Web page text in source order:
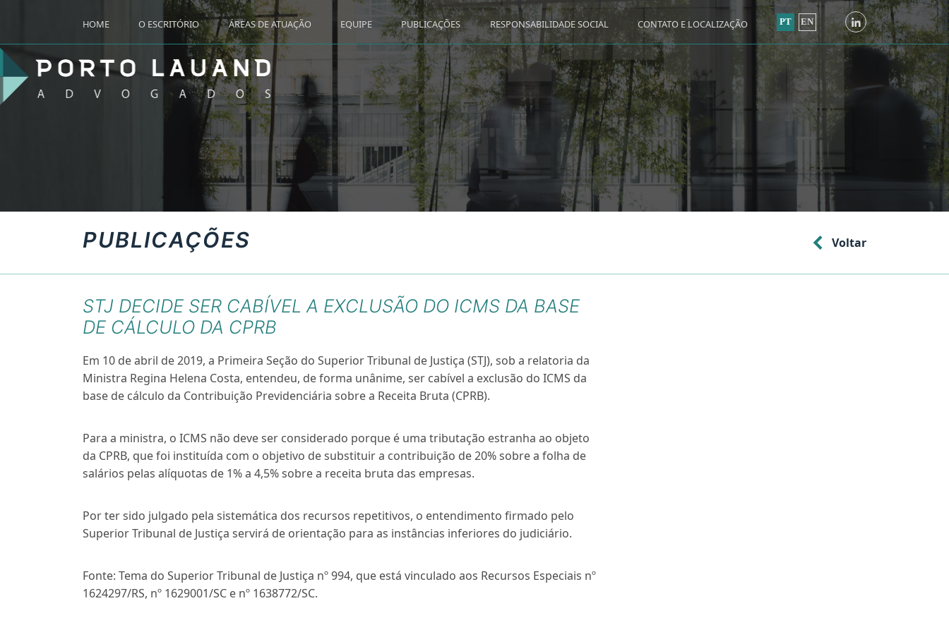
HOME O ESCRITÓRIO ÁREAS DE ATUAÇÃO EQUIPE PUBLICAÇÕES RESPONSABILIDADE SOCIAL CONTATO E LOCALIZAÇÃO PT EN
PUBLICAÇÕES Voltar
STJ DECIDE SER CABÍVEL A EXCLUSÃO DO ICMS DA BASE
DE CÁLCULO DA CPRB
Em 10 de abril de 2019, a Primeira Seção do Superior Tribunal de Justiça (STJ), sob a relatoria da
Ministra Regina Helena Costa, entendeu, de forma unânime, ser cabível a exclusão do ICMS da
base de cálculo da Contribuição Previdenciária sobre a Receita Bruta (CPRB).
Para a ministra, o ICMS não deve ser considerado porque é uma tributação estranha ao objeto
da CPRB, que foi instituída com o objetivo de substituir a contribuição de 20% sobre a folha de
salários pelas alíquotas de 1% a 4,5% sobre a receita bruta das empresas.
Por ter sido julgado pela sistemática dos recursos repetitivos, o entendimento firmado pelo
Superior Tribunal de Justiça servirá de orientação para as instâncias inferiores do judiciário.
Fonte: Tema do Superior Tribunal de Justiça nº 994, que está vinculado aos Recursos Especiais nº
1624297/RS, nº 1629001/SC e nº 1638772/SC.